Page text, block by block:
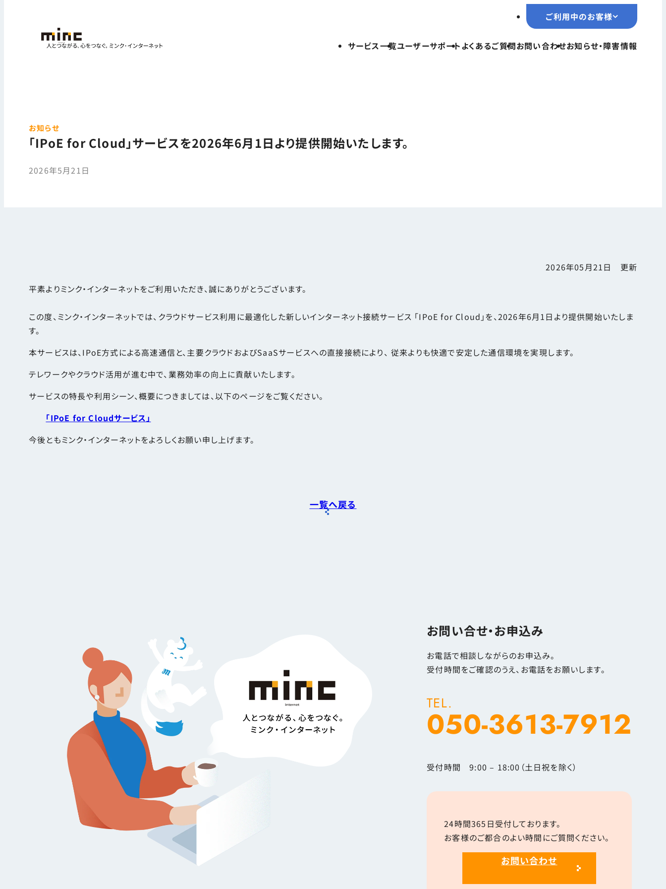
サービス一覧ユーザーサポートよくあるご質問お問い合わせお知らせ・障害情報
ご利用中のお客様
ご利用中のお客様
TOPページ
お知らせ
「IPoE for Cloud」サービスを2026年6月1日より提供開始いたします。
2026年5月21日
2026年05月21日 更新
平素よりミンク・インターネットをご利用いただき、誠にありがとうございます。
この度、ミンク・インターネットでは、クラウドサービス利用に最適化した新しいインターネット接続サービス 「IPoE for Cloud」を、2026年6月1日より提供開始いたしま
す。
本サービスは、IPoE方式による高速通信と、主要クラウドおよびSaaSサービスへの直接接続により、 従来よりも快適で安定した通信環境を実現します。
テレワークやクラウド活用が進む中で、業務効率の向上に貢献いたします。
サービスの特長や利用シーン、概要につきましては、以下のページをご覧ください。
「IPoE for Cloudサービス」
今後ともミンク・インターネットをよろしくお願い申し上げます。
一覧へ戻る
お問い合せ・お申込み
お電話で相談しながらのお申込み。
受付時間をご確認のうえ、お電話をお願いします。
TEL.
050-3613-7912
受付時間 9:00 – 18:00（土日祝を除く）
24時間365日受付しております。
お客様のご都合のよい時間にご質問ください。
お問い合わせ